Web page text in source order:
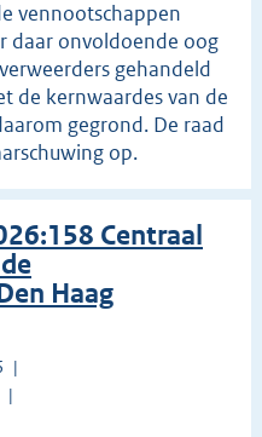
vennootschappen
daar onvoldoende oog
gehandeld
de kernwaardes van de
gegrond. De raad
op.
Centraal
Haag